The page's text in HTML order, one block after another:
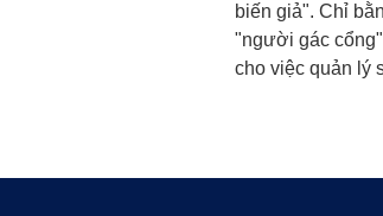
biến giả". Chỉ
"người gác
cho việc quản lý